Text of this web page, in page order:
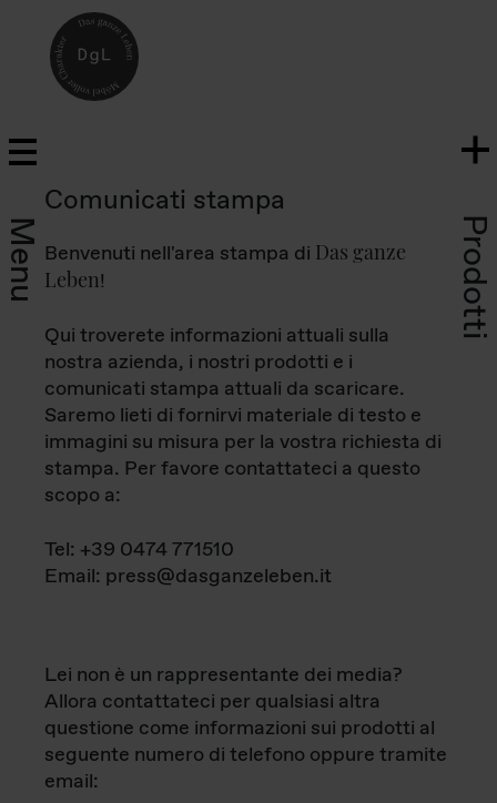
Menu Prodotti
Comunicati stampa
Benvenuti nell'area stampa di Das ganze
Leben!
Qui troverete informazioni attuali sulla
nostra azienda, i nostri prodotti e i
comunicati stampa attuali da scaricare.
Saremo lieti di fornirvi materiale di testo e
immagini su misura per la vostra richiesta di
stampa. Per favore contattateci a questo
scopo a:
Tel: +39 0474 771510
Email: press@dasganzeleben.it
Lei non è un rappresentante dei media?
Allora contattateci per qualsiasi altra
questione come informazioni sui prodotti al
seguente numero di telefono oppure tramite
email: